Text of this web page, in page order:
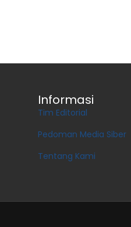
Informasi
Tim Editorial
Pedoman Media Siber
Tentang Kami